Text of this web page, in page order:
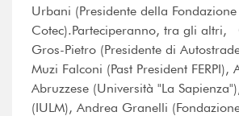
Urbani (Presidente della Fondazione
Cotec).Parteciperanno, tra gli altri,
Gros-Pietro (Presidente di
Muzi Falconi (Past President FERPI),
Abruzzese (Università "La
(IULM), Andrea Granelli